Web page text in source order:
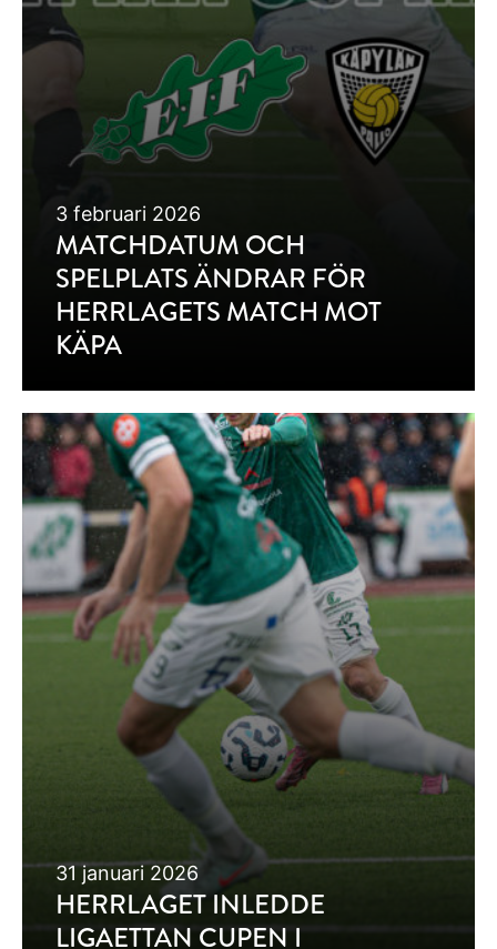
MATCHDATUM OCH
SPELPLATS ÄNDRAR FÖR
HERRLAGETS MATCH MOT
KÄPA
3 februari 2026
HERRLAGET INLEDDE
LIGAETTAN CUPEN I
31 januari 2026